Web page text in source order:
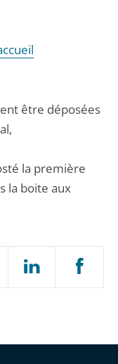
être déposées
la première
la boite aux